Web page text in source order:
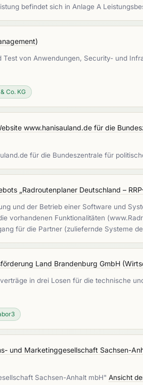
befindet sich in Anlage A
)
von Anwendungen, Security- und
Co. KG
www.hanisauland.de für die
für die Bundeszentrale für
„Radroutenplaner Deutschland –
und der Betrieb einer Software und
vorhandenen Funktionalitäten
für die Partner (zuliefernde Systeme
Land Brandenburg GmbH (
in drei Losen für die technische
und Marketinggesellschaft Sachsen-
Sachsen-Anhalt mbH" Ansicht